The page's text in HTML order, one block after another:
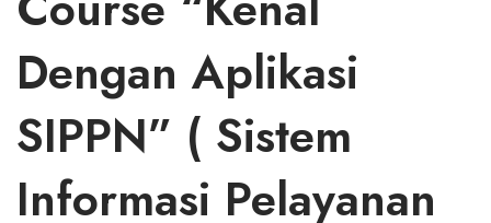
Dengan Aplikasi
SIPPN” ( Sistem
Informasi Pelayanan